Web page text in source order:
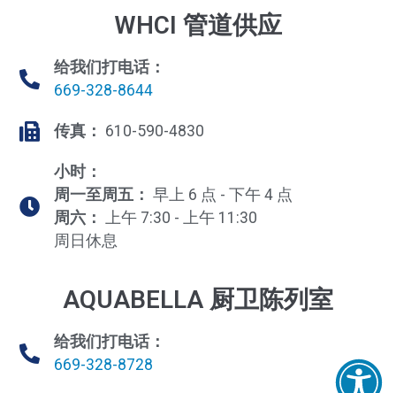
WHCI 管道供应
给我们打电话：
669-328-8644
传真： 610-590-4830
小时：
周一至周五：早上 6 点 - 下午 4 点
周六： 上午 7:30 - 上午 11:30
周日休息
AQUABELLA 厨卫陈列室
给我们打电话：
669-328-8728